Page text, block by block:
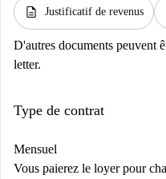
description Justificatif de revenus
D'autres documents peuvent
letter.
Type de contrat
Mensuel
Vous paierez le loyer pour